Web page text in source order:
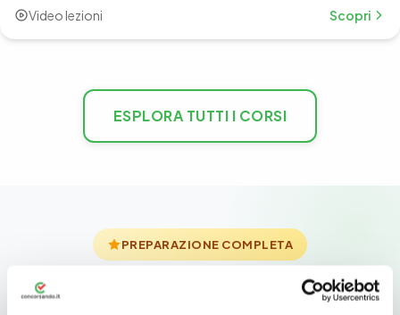
Video lezioni Scopri
ESPLORA TUTTI I CORSI
PREPARAZIONE COMPLETA
Unisci la potenza di Academy+